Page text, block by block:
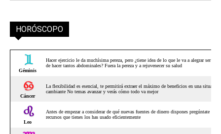
HORÓSCOPO